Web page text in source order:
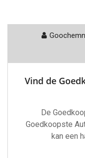
Vind de
De
Goedkoopste
kan een